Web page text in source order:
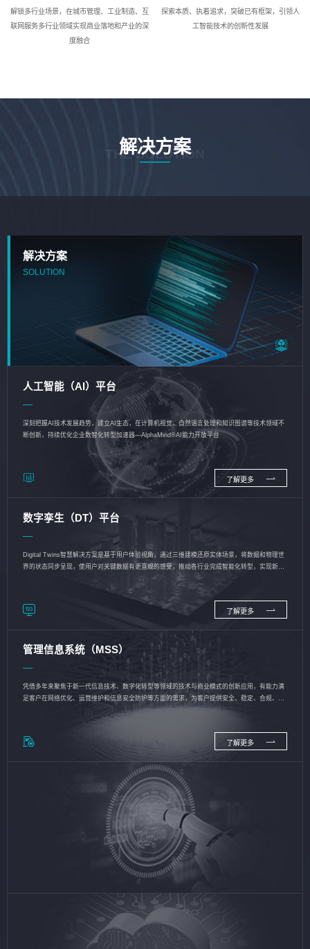
解锁多行业场景，在城市管理、工业制造、互
联网服务多行业领域实现商业落地和产业的深
度融合
探索本质、执着追求，突破已有框架，引领人
工智能技术的创新性发展
解决方案
THE SOLUTION
解决方案
SOLUTION
人工智能（AI）平台
深刻把握AI技术发展趋势，建立AI生态，在计算机视觉、自然语言处理和知识图谱等技术领域不
断创新，持续优化企业数智化转型加速器—AlphaMind®AI能力开放平台
了解更多
数字孪生（DT）平台
Digital Twins智慧解决方案是基于用户体验视角，通过三维建模还原实体场景，将数据和物理世
界的状态同步呈现，使用户对关键数据有更直观的感受，推动各行业完成智能化转型，实现新旧
了解更多
管理信息系统（MSS）
凭借多年来聚焦于新一代信息技术、数字化转型等领域的技术与商业模式的创新应用，有能力满
足客户在网络优化、运营维护和信息安全防护等方面的需求，为客户提供安全、稳定、合规、持
了解更多